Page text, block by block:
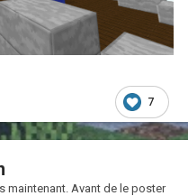
7
maintenant. Avant de le poster